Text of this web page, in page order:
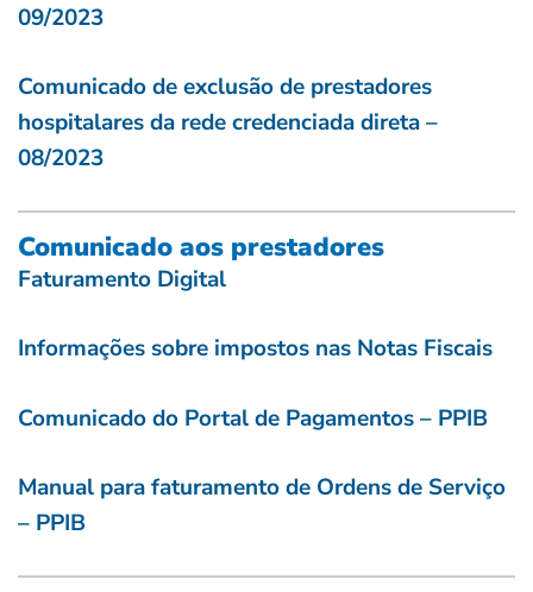
09/2023
Comunicado de exclusão de prestadores
hospitalares da rede credenciada direta –
08/2023
Comunicado aos prestadores
Faturamento Digital
Informações sobre impostos nas Notas Fiscais
Comunicado do Portal de Pagamentos – PPIB
Manual para faturamento de Ordens de Serviço
– PPIB